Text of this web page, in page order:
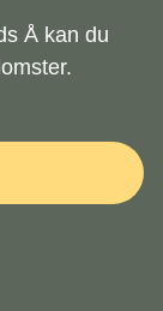
Å kan du